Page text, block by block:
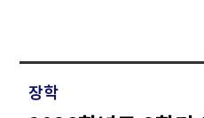
장학